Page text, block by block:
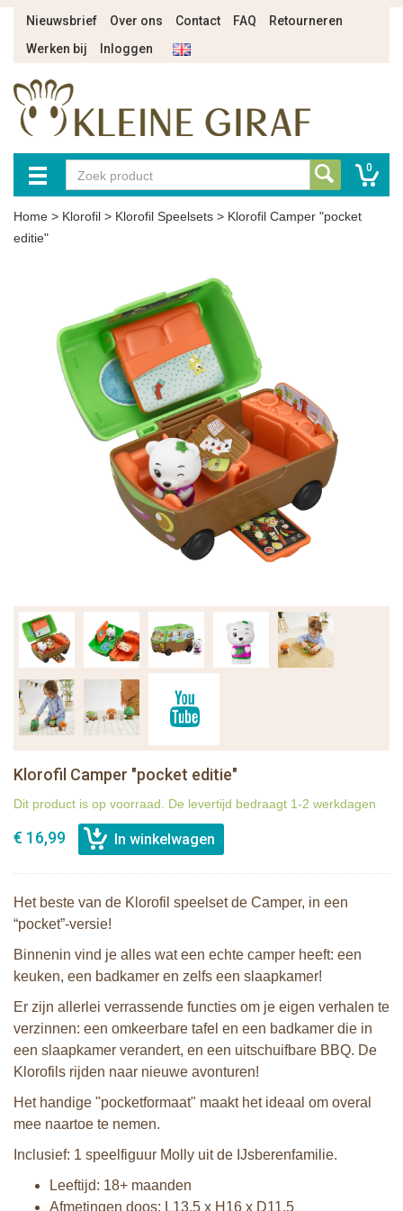
Nieuwsbrief Over ons Contact FAQ
Retourneren
Werken bij
Inloggen
0
Home > Klorofil > Klorofil Speelsets > Klorofil Camper "pocket
editie"
Klorofil Camper "pocket editie"
Dit product is op voorraad. De levertijd bedraagt 1-2 werkdagen
€ 16,99
Het beste van de Klorofil speelset de Camper, in een
“pocket”-versie!
Binnenin vind je alles wat een echte camper heeft: een
keuken, een badkamer en zelfs een slaapkamer!
Er zijn allerlei verrassende functies om je eigen verhalen te
verzinnen: een omkeerbare tafel en een badkamer die in
een slaapkamer verandert, en een uitschuifbare BBQ. De
Klorofils rijden naar nieuwe avonturen!
Het handige "pocketformaat" maakt het ideaal om overal
mee naartoe te nemen.
Inclusief: 1 speelfiguur Molly uit de IJsberenfamilie.
Leeftijd: 18+ maanden
Afmetingen doos: L13,5 x H16 x D11,5